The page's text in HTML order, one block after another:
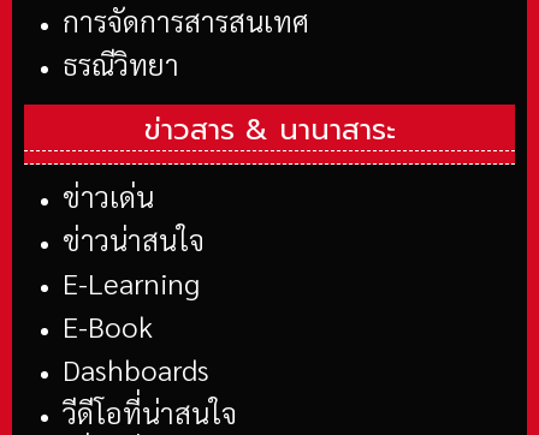
การจัดการสารสนเทศ
ธรณีวิทยา
ข่าวสาร & นานาสาระ
ข่าวเด่น
ข่าวน่าสนใจ
E-Learning
E-Book
Dashboards
วีดีโอที่น่าสนใจ